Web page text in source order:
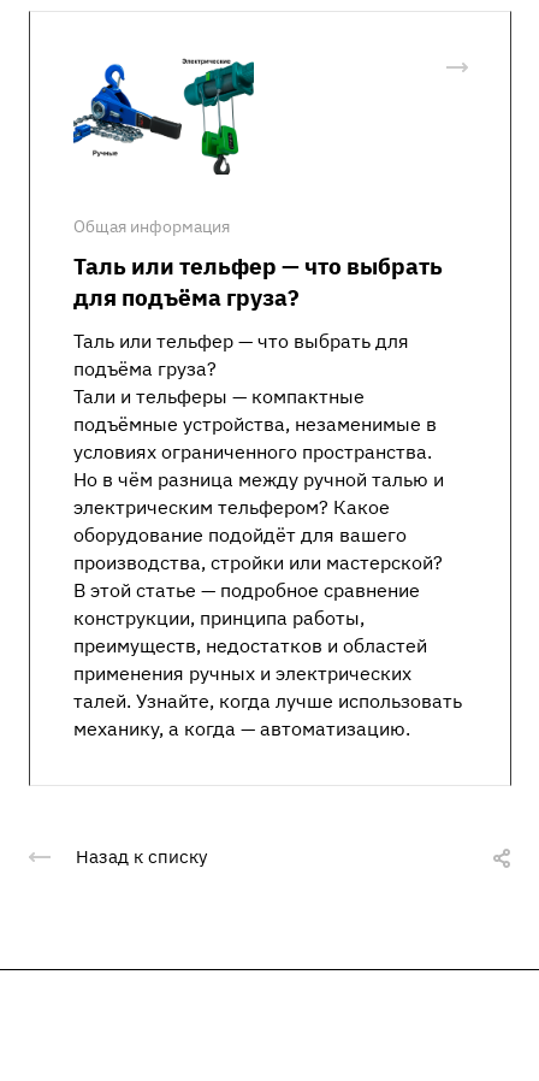
Общая информация
Таль или тельфер — что выбрать
для подъёма груза?
Таль или тельфер — что выбрать для
подъёма груза?
Тали и тельферы — компактные
подъёмные устройства, незаменимые в
условиях ограниченного пространства.
Но в чём разница между ручной талью и
электрическим тельфером? Какое
оборудование подойдёт для вашего
производства, стройки или мастерской?
В этой статье — подробное сравнение
конструкции, принципа работы,
преимуществ, недостатков и областей
применения ручных и электрических
талей. Узнайте, когда лучше использовать
механику, а когда — автоматизацию.
Назад к списку